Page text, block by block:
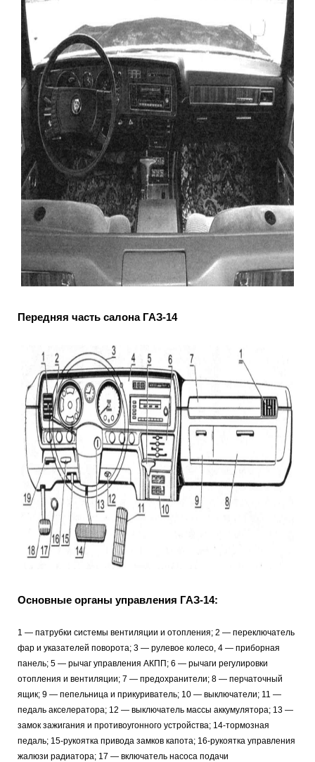
Передняя часть салона ГАЗ-14
Основные органы управления ГАЗ-14:
1 — патрубки системы вентиляции и отопления; 2 — переключатель
фар и указателей поворота; 3 — рулевое колесо, 4 — приборная
панель; 5 — рычаг управления АКПП; 6 — рычаги регулировки
отопления и вентиляции; 7 — предохранители; 8 — перчаточный
ящик; 9 — пепельница и прикуриватель; 10 — выключатели; 11 —
педаль акселератора; 12 — выключатель массы аккумулятора; 13 —
замок зажигания и противоугонного устройства; 14-тормозная
педаль; 15-рукоятка привода замков капота; 16-рукоятка управления
жалюзи радиатора; 17 — включатель насоса подачи